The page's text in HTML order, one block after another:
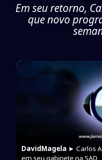
Em seu retorno,
que novo
DavidMagela ► Carlos
em seu gabinete na SAD